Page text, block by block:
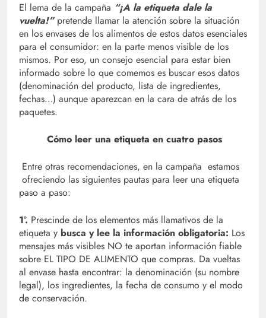
El lema de la campaña “¡A la etiqueta dale la
vuelta!”pretende llamar la atención sobre la situación
en los envases de los alimentos de estos datos esenciales
para el consumidor: en la parte menos visible de los
mismos. Por eso, un consejo esencial para estar bien
informado sobre lo que comemos es buscar esos datos
(denominación del producto, lista de ingredientes,
fechas…) aunque aparezcan en la cara de atrás de los
paquetes.
Cómo leer una etiqueta en cuatro pasos
Entre otras recomendaciones, en la campaña estamos
ofreciendo las siguientes pautas para leer una etiqueta
paso a paso:
1º. Prescinde de los elementos más llamativos de la
etiqueta y busca y lee la información obligatoria: Los
mensajes más visibles NO te aportan información fiable
sobre EL TIPO DE ALIMENTO que compras. Da vueltas
al envase hasta encontrar: la denominación (su nombre
legal), los ingredientes, la fecha de consumo y el modo
de conservación.